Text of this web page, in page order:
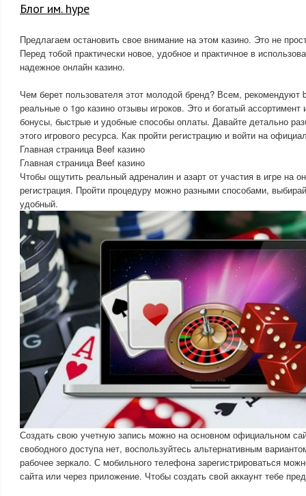
Блог им. hype
Предлагаем остановить свое внимание на этом казино. Это не
Перед тобой практически новое, удобное и практичное в
надежное онлайн казино.
Чем берет пользователя этот молодой бренд? Всем, рекомендуют
реальные о 1go казино отзывы игроков. Это и богатый ассортимент
бонусы, быстрые и удобные способы оплаты. Давайте детально
этого игрового ресурса. Как пройти регистрацию и войти на
Главная страница Beef казино
Главная страница Beef казино
Чтобы ощутить реальный адреналин и азарт от участия в игре на
регистрация. Пройти процедуру можно разными способами,
удобный.
Создать свою учетную запись можно на основном официальном
свободного доступа нет, воспользуйтесь альтернативным
рабочее зеркало. С мобильного телефона зарегистрироваться
сайта или через приложение. Чтобы создать свой аккаунт тебе